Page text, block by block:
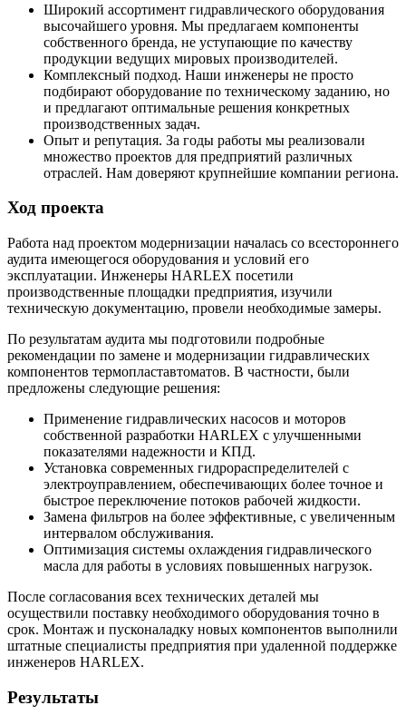
Широкий ассортимент гидравлического оборудования
высочайшего уровня. Мы предлагаем компоненты
собственного бренда, не уступающие по качеству
продукции ведущих мировых производителей.
Комплексный подход. Наши инженеры не просто
подбирают оборудование по техническому заданию, но
и предлагают оптимальные решения конкретных
производственных задач.
Опыт и репутация. За годы работы мы реализовали
множество проектов для предприятий различных
отраслей. Нам доверяют крупнейшие компании региона.
Ход проекта
Работа над проектом модернизации началась со всестороннего
аудита имеющегося оборудования и условий его
эксплуатации. Инженеры HARLEX посетили
производственные площадки предприятия, изучили
техническую документацию, провели необходимые замеры.
По результатам аудита мы подготовили подробные
рекомендации по замене и модернизации гидравлических
компонентов термопластавтоматов. В частности, были
предложены следующие решения:
Применение гидравлических насосов и моторов
собственной разработки HARLEX с улучшенными
показателями надежности и КПД.
Установка современных гидрораспределителей с
электроуправлением, обеспечивающих более точное и
быстрое переключение потоков рабочей жидкости.
Замена фильтров на более эффективные, с увеличенным
интервалом обслуживания.
Оптимизация системы охлаждения гидравлического
масла для работы в условиях повышенных нагрузок.
После согласования всех технических деталей мы
осуществили поставку необходимого оборудования точно в
срок. Монтаж и пусконаладку новых компонентов выполнили
штатные специалисты предприятия при удаленной поддержке
инженеров HARLEX.
Результаты